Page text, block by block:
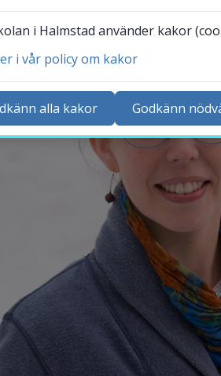
Kontakta och
Nyheter
Kalender
Sök personal
Studentwebb
i Halmstad använder kakor
i vår policy om kakor
alla kakor Godkänn